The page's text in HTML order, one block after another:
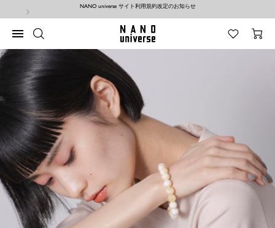
ツ
へ
NANO universe サイト利用規約改定のお知らせ
ナ
NANO
universe